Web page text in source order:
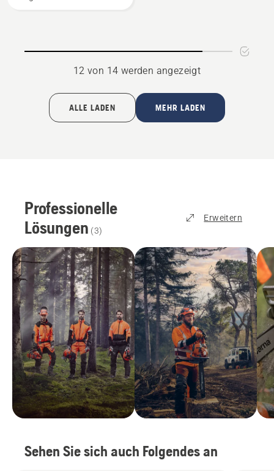
12 von 14 werden angezeigt
ALLE LADEN MEHR LADEN
Professionelle
Lösungen (3)
Erweitern
Sehen Sie sich auch Folgendes an